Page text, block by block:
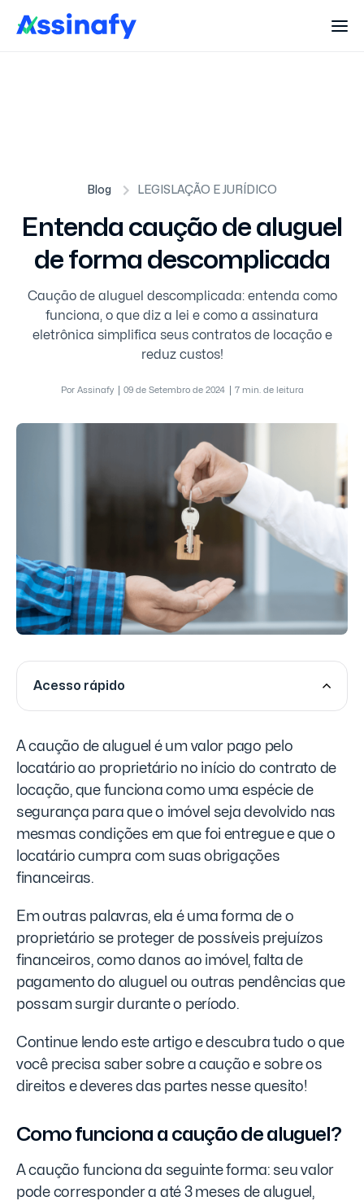
Blog LEGISLAÇÃO E JURÍDICO
Entenda caução de aluguel
de forma descomplicada
Caução de aluguel descomplicada: entenda como
funciona, o que diz a lei e como a assinatura
eletrônica simplifica seus contratos de locação e
reduz custos!
Por Assinafy 09 de Setembro de 2024 7 min. de leitura
Acesso rápido
A caução de aluguel é um valor pago pelo
locatário ao proprietário no início do contrato de
locação, que funciona como uma espécie de
segurança para que o imóvel seja devolvido nas
mesmas condições em que foi entregue e que o
locatário cumpra com suas obrigações
financeiras.
Em outras palavras, ela é uma forma de o
proprietário se proteger de possíveis prejuízos
financeiros, como danos ao imóvel, falta de
pagamento do aluguel ou outras pendências que
possam surgir durante o período.
Continue lendo este artigo e descubra tudo o que
você precisa saber sobre a caução e sobre os
direitos e deveres das partes nesse quesito!
Como funciona a caução de aluguel?
A caução funciona da seguinte forma: seu valor
pode corresponder a até 3 meses de aluguel,